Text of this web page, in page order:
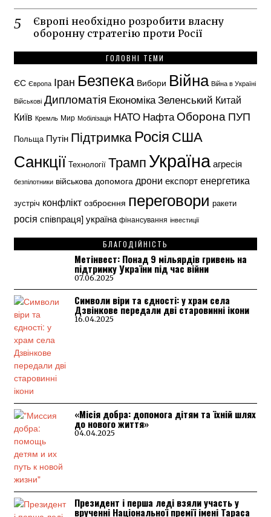
Європі необхідно розробити власну
оборонну стратегію проти Росії
ГОЛОВНІ ТЕМИ
ЄС Європа Іран Безпека Вибори Війна Війна в Україні
Військові Дипломатія ЕкономікаЗеленський Китай
Київ Кремль Мир Мобілізація НАТО НафтаОборона ПУП
Польща Путін Підтримка РосіяСША
Санкції Технології ТрампУкраїнаагресія
безпілотники військова допомога дрони експорт енергетика
зустріч конфлікт озброєння переговори ракети
росія співпраця] україна фінансування інвестиції
БЛАГОДІЙНІСТЬ
Метінвест: Понад 9 мільярдів гривень на
підтримку України під час війни
07.06.2025
Символи віри та єдності: у храм села
Дзвінкове передали дві старовинні ікони
16.04.2025
«Місія добра: допомога дітям та їхній шлях
до нового життя»
04.04.2025
Президент і перша леді взяли участь у
врученні Національної премії імені Тараса